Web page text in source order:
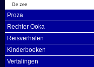
De zee
Proza
Rechter Ooka
Reisverhalen
Kinderboeken
Vertalingen